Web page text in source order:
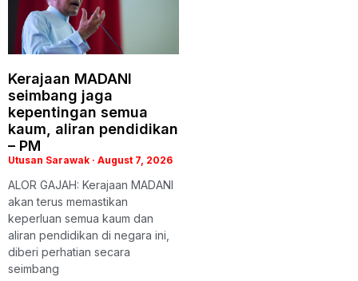
Kerajaan MADANI
seimbang jaga
kepentingan semua
kaum, aliran pendidikan
– PM
Utusan Sarawak August 7, 2026
ALOR GAJAH: Kerajaan MADANI
akan terus memastikan
keperluan semua kaum dan
aliran pendidikan di negara ini,
diberi perhatian secara
seimbang